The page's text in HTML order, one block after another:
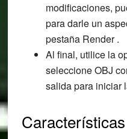
modificaciones,
para darle un
pestaña Render .
Al final, utilice la
seleccione OBJ
salida para iniciar